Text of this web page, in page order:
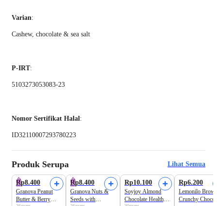
Varian:
Cashew, chocolate & sea salt
P-IRT:
5103273053083-23
Nomor Sertifikat Halal:
ID32110007293780223
Produk Serupa Lihat Semua
Rp8.400
Granova Peanut
Butter & Berry
Rp8.400
Granova Nuts &
Seeds with
Rp10.100
Soyjoy Almond
Chocolate Healthy
Rp6.200
Lemonilo
Crunchy